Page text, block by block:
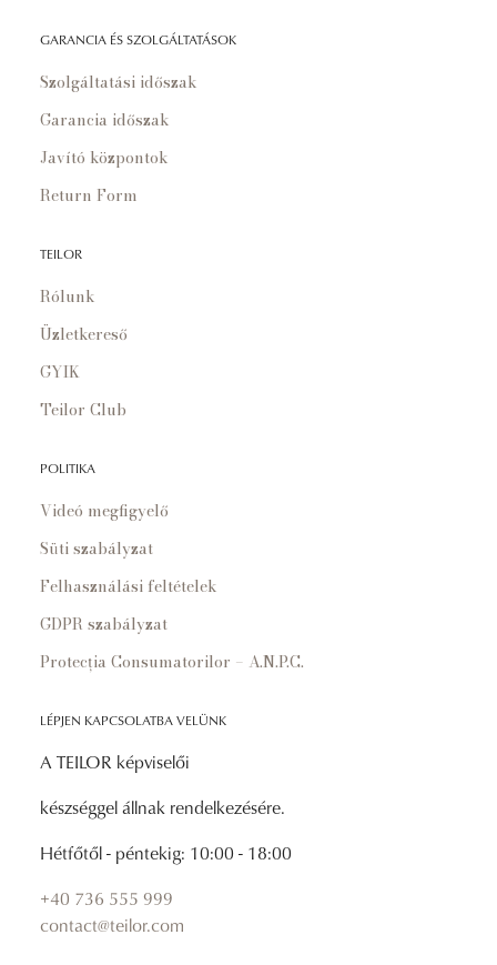
GARANCIA ÉS SZOLGÁLTATÁSOK
Szolgáltatási időszak
Garancia időszak
Javító központok
Return Form
TEILOR
Rólunk
Üzletkereső
GYIK
Teilor Club
POLITIKA
Videó megfigyelő
Süti szabályzat
Felhasználási feltételek
GDPR szabályzat
Protecția Consumatorilor – A.N.P.C.
LÉPJEN KAPCSOLATBA VELÜNK
A TEILOR képviselői
készséggel állnak rendelkezésére.
Hétfőtől - péntekig: 10:00 - 18:00
+40 736 555 999
contact@teilor.com